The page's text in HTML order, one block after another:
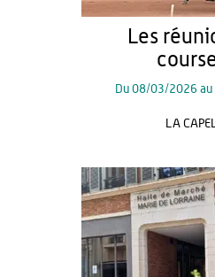
Les
Du08/03/2026 au
LA